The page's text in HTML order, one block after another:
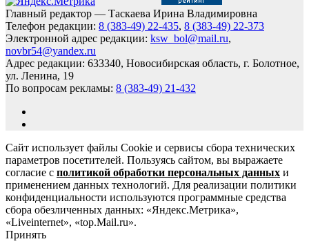
Главный редактор — Таскаева Ирина Владимировна
Телефон редакции: 8 (383-49) 22-435, 8 (383-49) 22-373
Электронной адрес редакции: ksw_bol@mail.ru,
novbr54@yandex.ru
Адрес редакции: 633340, Новосибирская область, г. Болотное,
ул. Ленина, 19
По вопросам рекламы: 8 (383-49) 21-432
Сайт использует файлы Cookie и сервисы сбора технических
параметров посетителей. Пользуясь сайтом, вы выражаете
согласие с политикой обработки персональных данных и
применением данных технологий. Для реализации политики
конфиденциальности используются программные средства
сбора обезличенных данных: «Яндекс.Метрика»,
«Liveinternet», «top.Mail.ru».
Принять